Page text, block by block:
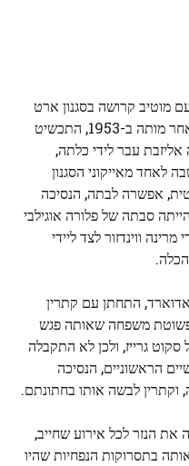
מוטיב קרושה בסגנון ארט
דקו שהיה שייך במקור למלכה מרי. לאחר מותה ב-1953, התכשיט
עבר לידי כלתה,
לאחד מאייקוני הסגנון
אפשרה לבתה, הנסיכה
סבתה של פלורה אוגילבי
ווינדזור לצד ליידי
הכלה.
התחתן עם קתרין
קתרין הייתה פשוטת משפחה שאותה פגש
סקוט גרייז, ולכן לא התקבלה
הראשוניים, הנסיכה
לבשה אותו בחתונתם.
הנזר לכל אירוע שחייב,
בתסרוקות הנפחיות שהיו